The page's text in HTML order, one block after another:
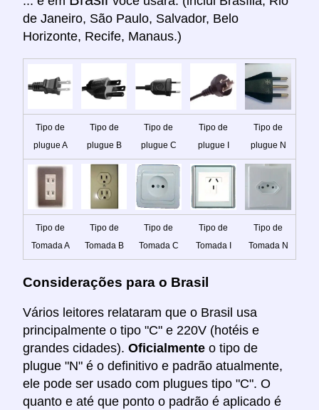
de Janeiro, São Paulo, Salvador, Belo
Horizonte, Recife, Manaus.)
Tipo de
plugue A
Tipo de
plugue B
Tipo de
plugue C
Tipo de
plugue I
Tipo de
plugue N
Tipo de
Tomada A
Tipo de
Tomada B
Tipo de
Tomada C
Tipo de
Tomada I
Tipo de
Tomada N
Considerações para o Brasil
Vários leitores relataram que o Brasil usa
principalmente o tipo "C" e 220V (hotéis e
grandes cidades). Oficialmente o tipo de
plugue "N" é o definitivo e padrão atualmente,
ele pode ser usado com plugues tipo "C". O
quanto e até que ponto o padrão é aplicado é